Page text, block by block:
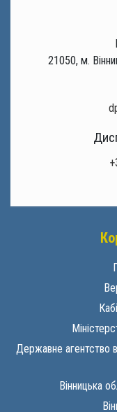
21050, м.
Державне агентство
Вінницька